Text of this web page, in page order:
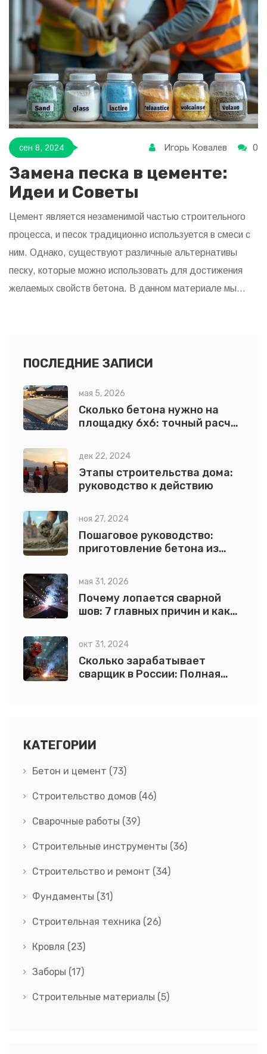
сен 8, 2024 Игорь Ковалев 0
Замена песка в цементе:
Идеи и Советы
Цемент является незаменимой частью строительного
процесса, и песок традиционно используется в смеси с
ним. Однако, существуют различные альтернативы
песку, которые можно использовать для достижения
желаемых свойств бетона. В данном материале мы
вашу стройку более экономичной и экологичной.
ПОСЛЕДНИЕ ЗАПИСИ
мая 5, 2026
Сколько бетона нужно на
площадку 6х6: точный расчет
дек 22, 2024
Этапы строительства дома:
руководство к действию
ноя 27, 2024
Пошаговое руководство:
приготовление бетона из
мая 31, 2026
Почему лопается сварной
шов: 7 главных причин и как
окт 31, 2024
Сколько зарабатывает
сварщик в России: Полная
КАТЕГОРИИ
Бетон и цемент (73)
Строительство домов (46)
Сварочные работы (39)
Строительные инструменты (36)
Строительство и ремонт (34)
Фундаменты (31)
Строительная техника (26)
Кровля (23)
Заборы (17)
Строительные материалы (5)